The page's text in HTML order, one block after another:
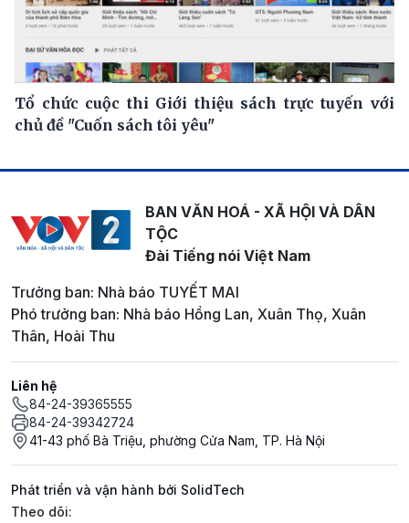
Tổ chức cuộc thi Giới thiệu sách trực tuyến với
chủ đề "Cuốn sách tôi yêu"
BAN VĂN HOÁ - XÃ HỘI VÀ DÂN
TỘC
Đài Tiếng nói Việt Nam
Trưởng ban: Nhà báo TUYẾT MAI
Phó trưởng ban: Nhà báo Hồng Lan, Xuân Thọ, Xuân
Thân, Hoài Thu
Liên hệ
84-24-39365555
84-24-39342724
41-43 phố Bà Triệu, phường Cửa Nam, TP. Hà Nội
Phát triển và vận hành bởi SolidTech
Mạng xã hội
Theo dõi: